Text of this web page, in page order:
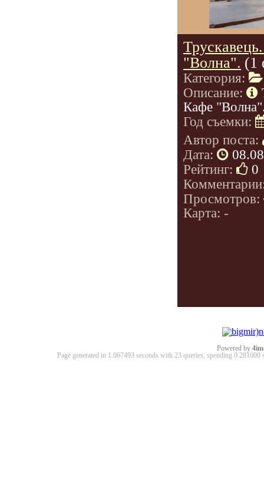
"Волна". (1
Категория:
Описание:
Кафе
Год съемки:
Автор поста:
Дата:
Рейтинг:
0
Просмотров:
Карта: -
Powered by
Page generated in 1.067493 seconds with 23 queries, spending